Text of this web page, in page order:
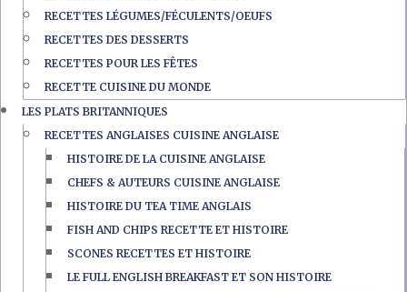
RECETTES LÉGUMES/FÉCULENTS/OEUFS
RECETTES DES DESSERTS
RECETTES POUR LES FÊTES
RECETTE CUISINE DU MONDE
LES PLATS BRITANNIQUES
RECETTES ANGLAISES CUISINE ANGLAISE
HISTOIRE DE LA CUISINE ANGLAISE
CHEFS & AUTEURS CUISINE ANGLAISE
HISTOIRE DU TEA TIME ANGLAIS
FISH AND CHIPS RECETTE ET HISTOIRE
SCONES RECETTES ET HISTOIRE
LE FULL ENGLISH BREAKFAST ET SON HISTOIRE